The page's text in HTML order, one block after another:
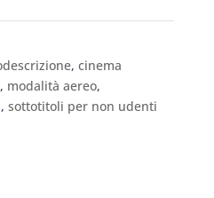
, cinema
, modalità aereo,
, sottotitoli per non udenti